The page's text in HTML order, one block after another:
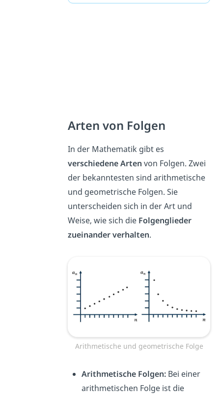
Arten von Folgen
In der Mathematik gibt es
verschiedene Arten von Folgen. Zwei
der bekanntesten sind arithmetische
und geometrische Folgen. Sie
unterscheiden sich in der Art und
Weise, wie sich die Folgenglieder
zueinander verhalten.
Arithmetische und geometrische Folge
Arithmetische Folgen: Bei einer
arithmetischen Folge ist die